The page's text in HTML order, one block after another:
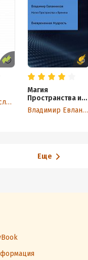
Антон Краснослободцев
Магия
Пространства и
Времени
Владимир Евланников
Еще